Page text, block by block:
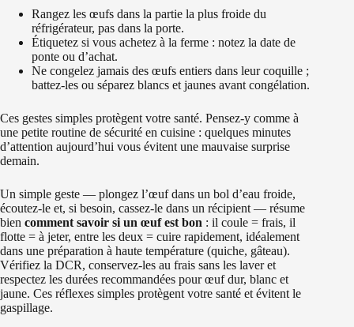
Rangez les œufs dans la partie la plus froide du
réfrigérateur, pas dans la porte.
Étiquetez si vous achetez à la ferme : notez la date de
ponte ou d’achat.
Ne congelez jamais des œufs entiers dans leur coquille ;
battez-les ou séparez blancs et jaunes avant congélation.
Ces gestes simples protègent votre santé. Pensez-y comme à
une petite routine de sécurité en cuisine : quelques minutes
d’attention aujourd’hui vous évitent une mauvaise surprise
demain.
Un simple geste — plongez l’œuf dans un bol d’eau froide,
écoutez-le et, si besoin, cassez-le dans un récipient — résume
bien comment savoir si un œuf est bon : il coule = frais, il
flotte = à jeter, entre les deux = cuire rapidement, idéalement
dans une préparation à haute température (quiche, gâteau).
Vérifiez la DCR, conservez-les au frais sans les laver et
respectez les durées recommandées pour œuf dur, blanc et
jaune. Ces réflexes simples protègent votre santé et évitent le
gaspillage.